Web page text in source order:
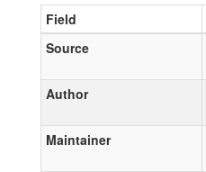
Field
Source
Author
Maintainer